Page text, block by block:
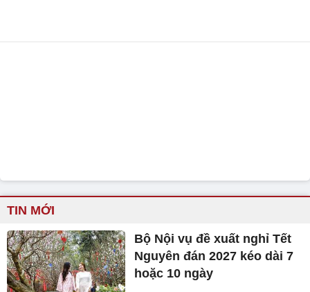
TIN MỚI
Bộ Nội vụ đề xuất nghỉ Tết
Nguyên đán 2027 kéo dài 7
hoặc 10 ngày